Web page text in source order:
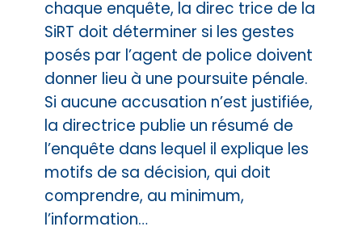
chaque enquête, la direc trice de la
SiRT doit déterminer si les gestes
posés par l’agent de police doivent
donner lieu à une poursuite pénale.
Si aucune accusation n’est justifiée,
la directrice publie un résumé de
l’enquête dans lequel il explique les
motifs de sa décision, qui doit
comprendre, au minimum,
l’information…